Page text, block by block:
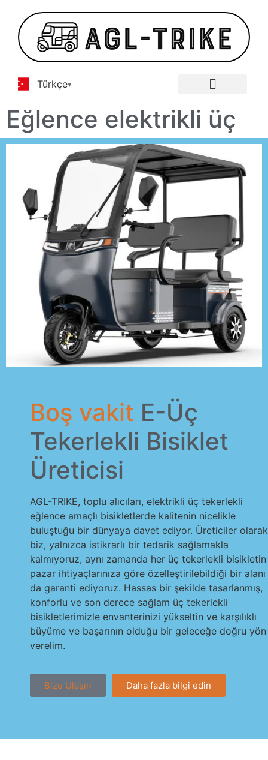
Türkçe
Eğlence elektrikli üç
tekerlekli bisiklet
Boş vakit E-Üç
Tekerlekli Bisiklet
Üreticisi
AGL-TRIKE, toplu alıcıları, elektrikli üç tekerlekli
eğlence amaçlı bisikletlerde kalitenin nicelikle
buluştuğu bir dünyaya davet ediyor. Üreticiler olarak
biz, yalnızca istikrarlı bir tedarik sağlamakla
kalmıyoruz, aynı zamanda her üç tekerlekli bisikletin
pazar ihtiyaçlarınıza göre özelleştirilebildiği bir alanı
da garanti ediyoruz. Hassas bir şekilde tasarlanmış,
konforlu ve son derece sağlam üç tekerlekli
bisikletlerimizle envanterinizi yükseltin ve karşılıklı
büyüme ve başarının olduğu bir geleceğe doğru yön
verelim.
Bize Ulaşın Daha fazla bilgi edin